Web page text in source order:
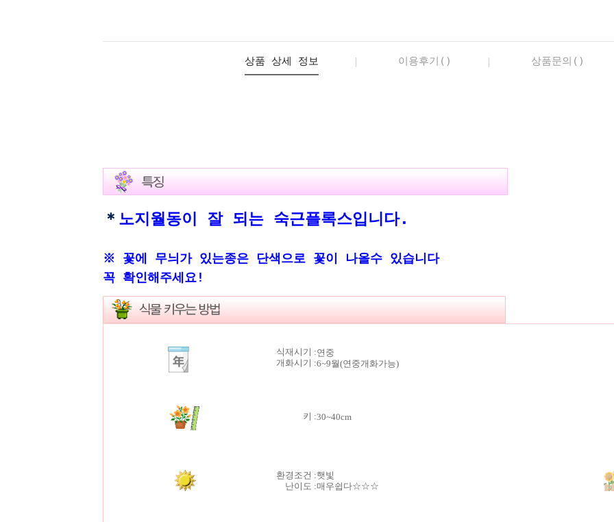
상품 상세 정보 이용후기() 상품문의()
＊ 노지월동이 잘 되는 숙근플록스입니다.
※ 꽃에 무늬가 있는종은 단색으로 꽃이 나올수 있습니다
꼭 확인해주세요!
식재시기 :
개화시기 :
연중
6~9월(연중개화가능)
키 :30~40cm
환경조건 :
난이도 :
햇빛
매우쉽다☆☆☆